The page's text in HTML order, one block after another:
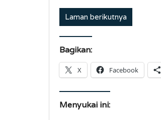
Laman berikutnya
Bagikan:
X Facebook
Menyukai ini: